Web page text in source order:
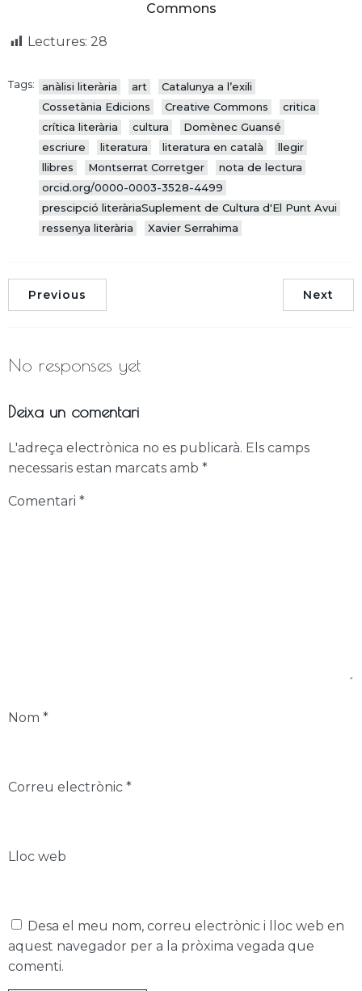
Commons
Lectures: 28
Tags: anàlisi literària art
Catalunya a l’exili
Cossetània Edicions
Creative Commons
critica
crítica literària
cultura
Domènec Guansé
escriure
literatura literatura en català
llegir
llibres
Montserrat Corretger
nota de lectura
orcid.org/0000-0003-3528-4499
prescipció literàriaSuplement de Cultura d'El Punt Avui
ressenya literària
Xavier Serrahima
Previous Next
No responses yet
Deixa un comentari
L'adreça electrònica no es publicarà. Els camps
necessaris estan marcats amb *
Comentari *
Nom *
Correu electrònic *
Lloc web
Desa el meu nom, correu electrònic i lloc web en
aquest navegador per a la pròxima vegada que
comenti.